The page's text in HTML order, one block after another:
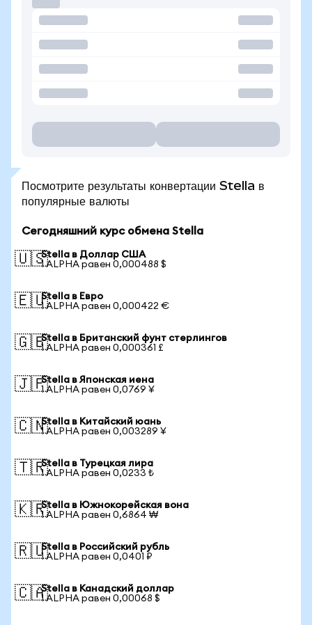
Посмотрите результаты конвертации Stella в
популярные валюты
Сегодняшний курс обмена Stella
🇺🇸Stella в Доллар США
1 ALPHA равен 0,000488 $
🇪🇺Stella в Евро
1 ALPHA равен 0,000422 €
🇬🇧Stella в Британский фунт стерлингов
1 ALPHA равен 0,000361 £
🇯🇵Stella в Японская иена
1 ALPHA равен 0,0769 ¥
🇨🇳Stella в Китайский юань
1 ALPHA равен 0,003289 ¥
🇹🇷Stella в Турецкая лира
1 ALPHA равен 0,0233 ₺
🇰🇷Stella в Южнокорейская вона
1 ALPHA равен 0,6864 ₩
🇷🇺Stella в Российский рубль
1 ALPHA равен 0,0401 ₽
🇨🇦Stella в Канадский доллар
1 ALPHA равен 0,00068 $